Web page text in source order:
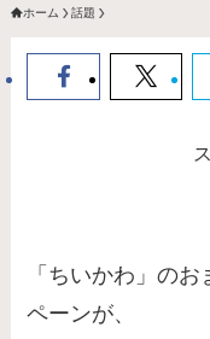
ホーム 話題
「ちいかわ」の
ペーンが、